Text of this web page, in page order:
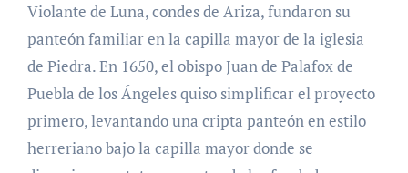
Violante de Luna, condes de Ariza, fundaron su
panteón familiar en la capilla mayor de la iglesia
de Piedra. En 1650, el obispo Juan de Palafox de
Puebla de los Ángeles quiso simplificar el proyecto
primero, levantando una cripta panteón en estilo
herreriano bajo la capilla mayor donde se